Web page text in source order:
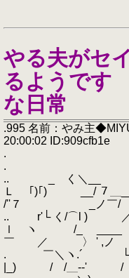
やる夫がセ
るようで
な日常
.995 名前：やみ主
20:00:02 ID:909cfb1e
.
.
.. _ く＼__
Ｌ ｢)｢) __/ ７
/''７ _ノ￣/ |
.. r'└ く/⌒l ) ／
ｌ ヽ /_
￣ ／ 〉 ' ,ノ
. ￣＼ヽ.´ └'⌒
|_) / /＿--'